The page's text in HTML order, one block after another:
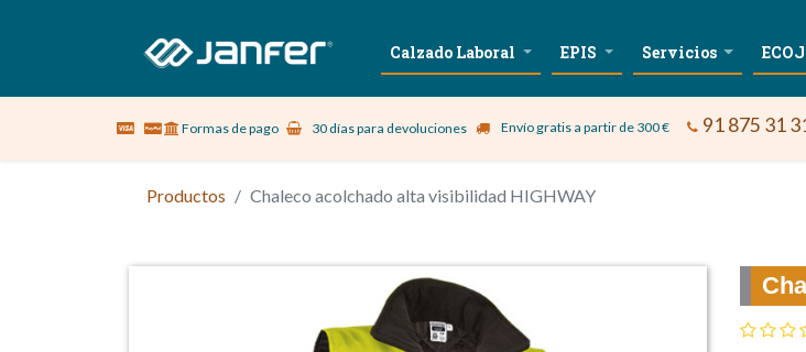
Sobre nosotros Vestuario Laboral Calzado Laboral EPIS Servicios
Formas de pago 30 días para devoluciones Envío gratis a partir de 300 € 91 875 31
Productos Chaleco acolchado alta visibilidad HIGHWAY